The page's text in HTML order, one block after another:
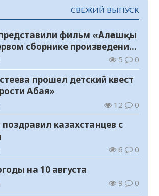
СВЕЖИЙ ВЫПУСК
фильм «Алғашқы
сборнике произведений
5 0
прошел детский квест
Абая»
12 0
казахстанцев с
6 0
на 10 августа
9 0